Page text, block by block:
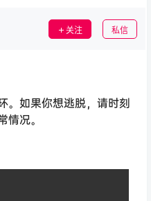
关注 私信
。如果你想逃脱，请时刻
况。